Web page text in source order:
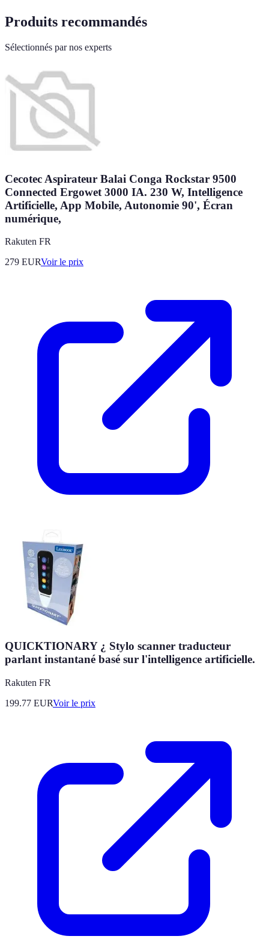
Produits recommandés
Sélectionnés par nos experts
Cecotec Aspirateur Balai Conga Rockstar 9500
Connected Ergowet 3000 IA. 230 W, Intelligence
Artificielle, App Mobile, Autonomie 90', Écran
numérique,
Rakuten FR
279 EURVoir le prix
QUICKTIONARY ¿ Stylo scanner traducteur
parlant instantané basé sur l'intelligence artificielle.
Rakuten FR
199.77 EURVoir le prix